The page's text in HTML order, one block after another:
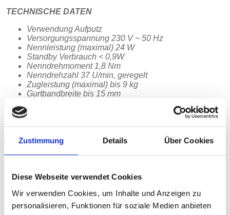
Zustimmung Details Über Cookies
Diese Webseite verwendet Cookies
Wir verwenden Cookies, um Inhalte und Anzeigen zu
personalisieren, Funktionen für soziale Medien anbieten
TECHNISCHE DATEN
Verwendung Aufputz
Versorgungsspannung 230 V ~ 50 Hz
Nennleistung (maximal) 24 W
Standby Verbrauch < 0,9W
Nenndrehmoment 1,8 Nm
Nenndrehzahl 37 U/min, geregelt
Zugleistung (maximal) bis 9 kg
Gurtbandbreite bis 15 mm
zulässige Rollladenfl äche ca. 2 qm bei 4,5 kg/qm
Schutzklasse II
Gangreserve (bei Netzausfall) ca. 20 h
Befestigungslochabstand 151 mm